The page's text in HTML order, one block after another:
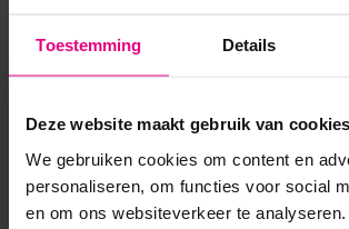
Toestemming Details
Deze website maakt gebruik van cookies
We gebruiken cookies om content en
personaliseren, om functies voor social
en om ons websiteverkeer te